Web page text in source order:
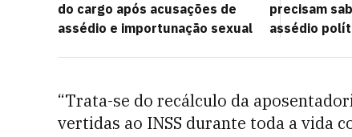
do cargo após acusações de
assédio e importunação sexual
precisam
assédio
“Trata-se do recálculo da
vertidas ao INSS durante toda a vida